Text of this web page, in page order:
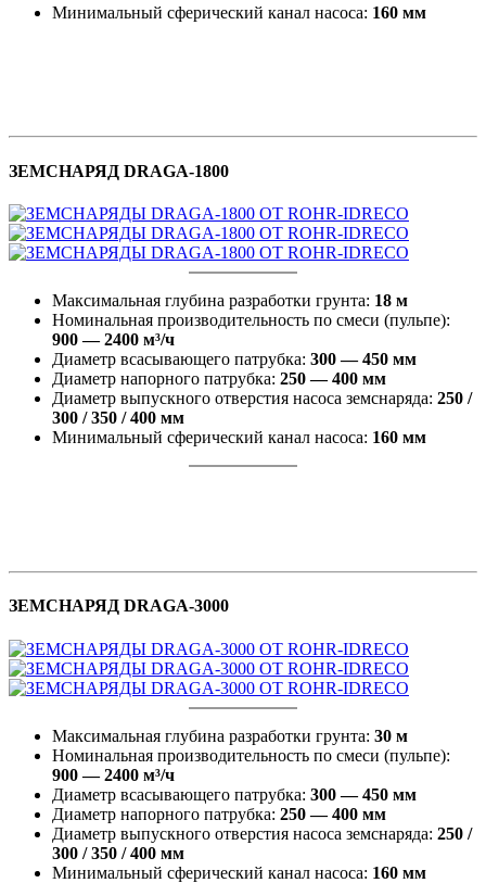
Минимальный сферический канал насоса: 160 мм
ЗЕМСНАРЯД DRAGA-1800
Максимальная глубина разработки грунта: 18 м
Номинальная производительность по смеси (пульпе):
900 — 2400 м³/ч
Диаметр всасывающего патрубка: 300 — 450 мм
Диаметр напорного патрубка: 250 — 400 мм
Диаметр выпускного отверстия насоса земснаряда: 250 /
300 / 350 / 400 мм
Минимальный сферический канал насоса: 160 мм
ЗЕМСНАРЯД DRAGA-3000
Максимальная глубина разработки грунта: 30 м
Номинальная производительность по смеси (пульпе):
900 — 2400 м³/ч
Диаметр всасывающего патрубка: 300 — 450 мм
Диаметр напорного патрубка: 250 — 400 мм
Диаметр выпускного отверстия насоса земснаряда: 250 /
300 / 350 / 400 мм
Минимальный сферический канал насоса: 160 мм